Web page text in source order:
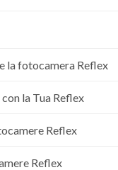
la fotocamera Reflex
la Tua Reflex
Reflex
Reflex